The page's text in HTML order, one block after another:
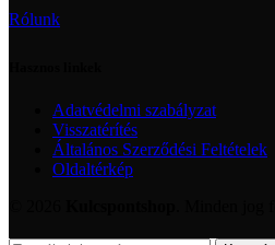
Rólunk
Adatvédelmi szabályzat
Visszatérítés
Általános Szerződési Feltételek
Oldaltérkép